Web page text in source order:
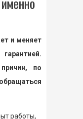
и меняет
по
работы,